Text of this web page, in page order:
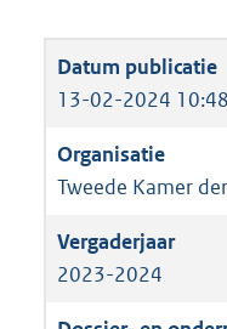
13-02-2024 10:48
Tweede Kamer
2023-2024